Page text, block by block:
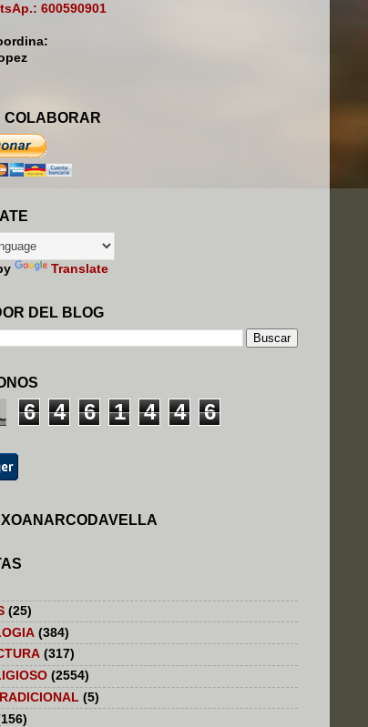
600590901
COLABORAR
Translate
DEL BLOG
6 4 6 1 4 4 6
(25)
(384)
(317)
(2554)
(5)